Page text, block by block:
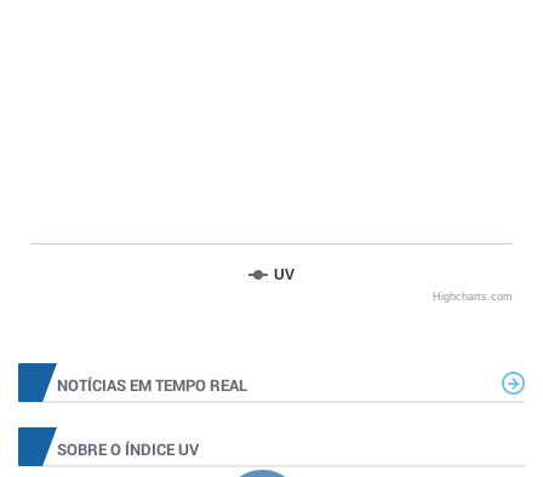
UV
Highcharts.com
NOTÍCIAS EM TEMPO REAL
SOBRE O ÍNDICE UV